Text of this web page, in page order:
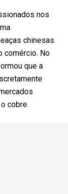
nos
chinesas
comércio. No
que a
cobre.